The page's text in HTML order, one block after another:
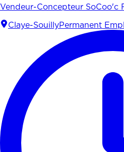
Vendeur-Concepteur SoCoo'c
Claye-SouillyPermanent